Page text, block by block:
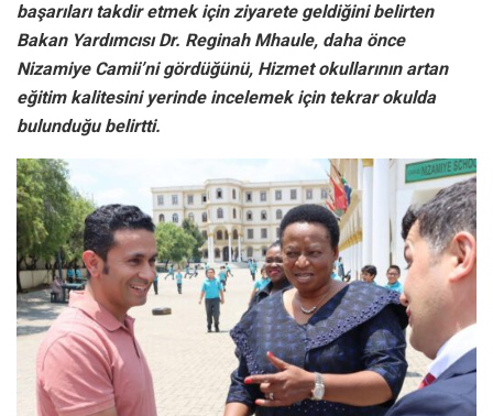
başarıları takdir etmek için ziyarete geldiğini belirten
Bakan Yardımcısı Dr. Reginah Mhaule, daha önce
Nizamiye Camii’ni gördüğünü, Hizmet okullarının artan
eğitim kalitesini yerinde incelemek için tekrar okulda
bulunduğu belirtti.